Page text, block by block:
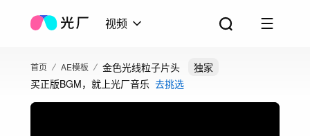
视频
首页 AE模板 金色光线粒子片头
独家
买正版BGM，就上光厂音乐 去挑选